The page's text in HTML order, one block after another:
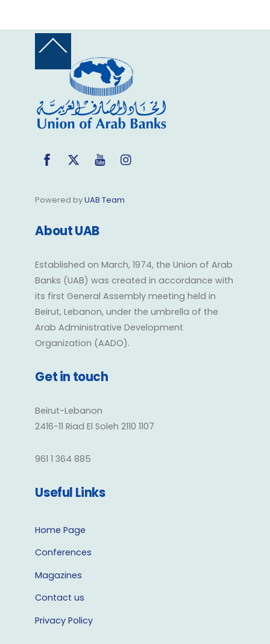
Back
Top
FacebookTwitter YouTube
Powered byUAB Team
About UAB
Established on March, 1974, the Union of Arab
Banks (UAB) was created in accordance with
its first General Assembly meeting held in
Beirut, Lebanon, under the umbrella of the
Arab Administrative Development
Organization (AADO).
Get in touch
Beirut-Lebanon
2416-11 Riad El Soleh 2110 1107
961 1 364 885
Useful Links
Home Page
Conferences
Magazines
Contact us
Privacy Policy